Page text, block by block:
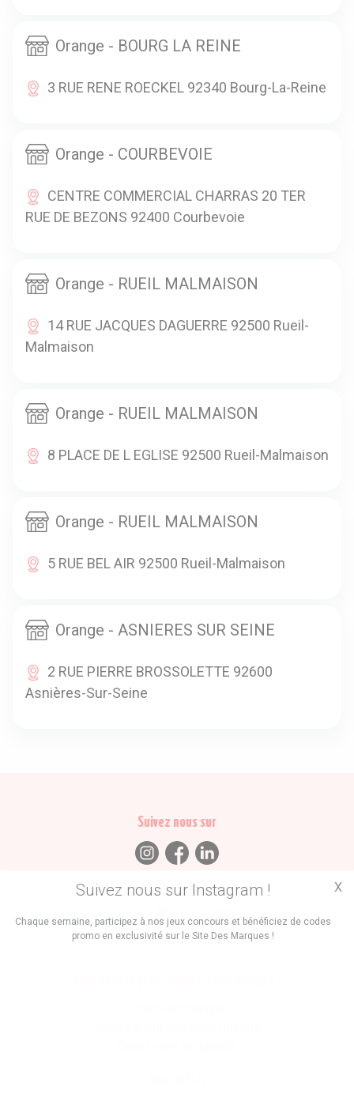
Orange - BOURG LA REINE
3 RUE RENE ROECKEL 92340 Bourg-La-Reine
Orange - COURBEVOIE
CENTRE COMMERCIAL CHARRAS 20 TER
RUE DE BEZONS 92400 Courbevoie
Orange - RUEIL MALMAISON
14 RUE JACQUES DAGUERRE 92500 Rueil-
Malmaison
Orange - RUEIL MALMAISON
8 PLACE DE L EGLISE 92500 Rueil-Malmaison
Orange - RUEIL MALMAISON
5 RUE BEL AIR 92500 Rueil-Malmaison
Orange - ASNIERES SUR SEINE
2 RUE PIERRE BROSSOLETTE 92600
Asnières-Sur-Seine
Suivez nous sur Instagram !
Chaque semaine, participez à nos jeux concours et bénéficiez de codes
promo en exclusivité sur le Site Des Marques !
X
Suivez nous sur
Trouvez des
Promos Marques Boutiques